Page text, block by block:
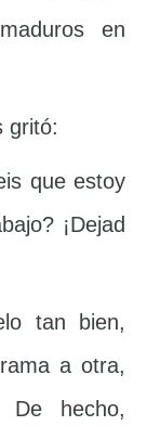
en
gritó:
que estoy
¡Dejad
tan bien,
a otra,
hecho,